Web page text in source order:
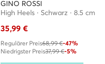
GINO ROSSI
High Heels · Schwarz · 8.5 cm
35,99 €
Regulärer Preis68,99 €-47%
Niedrigster Preis37,99 €-5%